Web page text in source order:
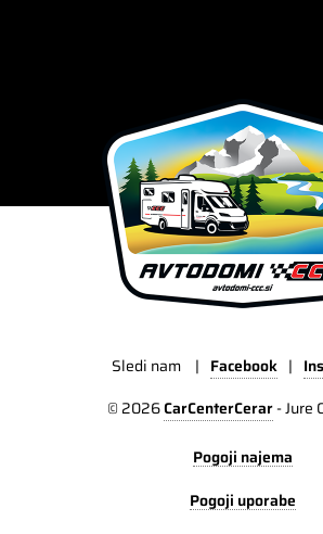
Sledi nam | Facebook |
© 2026CarCenterCerar-Jure
Pogoji najema
Pogoji uporabe